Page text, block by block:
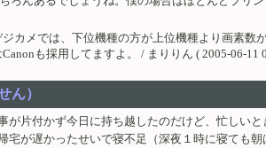
カメでは、下位機種の方が上位機種より画素
も採用してますよ。 / まりりん ( 2005-06-11
ん）
片付かず今日に持ち越したのだけど、忙しい
が遅かったせいで寝不足（深夜１時に寝ても